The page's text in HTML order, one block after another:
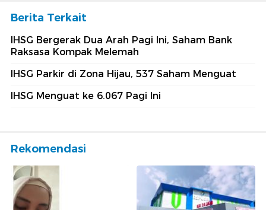
Berita Terkait
IHSG Bergerak Dua Arah Pagi Ini, Saham Bank
Raksasa Kompak Melemah
IHSG Parkir di Zona Hijau, 537 Saham Menguat
IHSG Menguat ke 6.067 Pagi Ini
Rekomendasi